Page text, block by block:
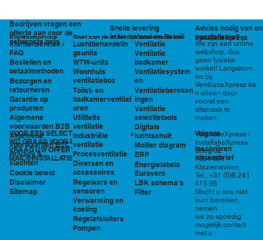
Klantenservice
Klantenservice /
FAQ
Bestellen en
betaalmethoden
Bezorgen en
retourneren
Garantie op
producten
Algemene
voorwaarden B2B
Algemene
voorwaarden B2C
Privacy &
klachten
Cookie beleid
Disclaimer
Sitemap
VOOR EEN SELECTIE EN PRIJSOPGAVE STAAN
WIJ GRAAG VOOR U KLAAR!
VRAAG UW OFFERTE AAN VIA
MAIL@INSTALLATIEXPRESS.NL
Bedrijven vragen een
offerte aan voor de
scherpste prijs
Snelle levering
in Nederland en België
Advies nodig van
specialisten?
Snel aan de slag
Luchtbehandelin
gsunits
WTW-units
Woonhuis
ventilatiebox
Toilet- en
badkamerventilat
oren
Utiliteits
ventilatie
Industriële
ventilatie
Procesventilatie
Diversen en
accessoires
Regelaars en
sensoren
Verwarming en
koeling
Regelafsluiters
Pompen
Kennisbank en
tools
Ventilatie
Ventilatie
badkamer
Ventilatiesystem
en
Ventilatiebereken
ingen
Ventilatie
selectietools
Digitale
luchtschuif
Mollier diagram
ERP
Energielabels
Eurovent
LBK schema's
Filter
We zijn een online
webshop, dus
geen fysieke
winkel! Langskom
en bij
VentilatieXpress ka
n alleen door
vooraf een
afspraak te
maken.
VentilatieXpress /
InstallatieXpress
Boeg 32
7891 MR
Klazienaveen
Tel.: +31 (0)6 241
415 95
Mocht u ons niet
kunt bereiken,
nemen
we zo spoedig
mogelijk contact
met u
InstallatieXpress
Volg ons
Inschrijven
nieuwsbrief